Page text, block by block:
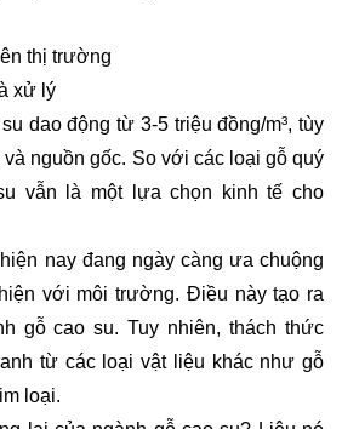
thị trường
xử lý
dao động từ 3-5 triệu đồng/m³, tùy
nguồn gốc. So với các loại gỗ quý
vẫn là một lựa chọn kinh tế cho
nay đang ngày càng ưa chuộng
với môi trường. Điều này tạo ra
gỗ cao su. Tuy nhiên, thách thức
từ các loại vật liệu khác như gỗ
loại.